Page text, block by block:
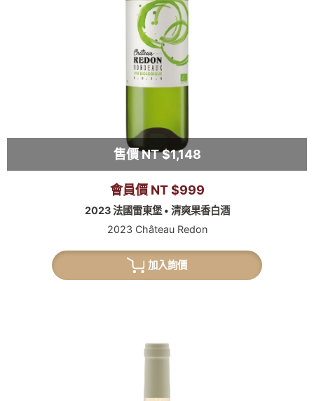
售價 NT $1,148
會員價 NT $999
2023 法國雷東堡 • 清爽果香白酒
2023 Château Redon
加入詢價